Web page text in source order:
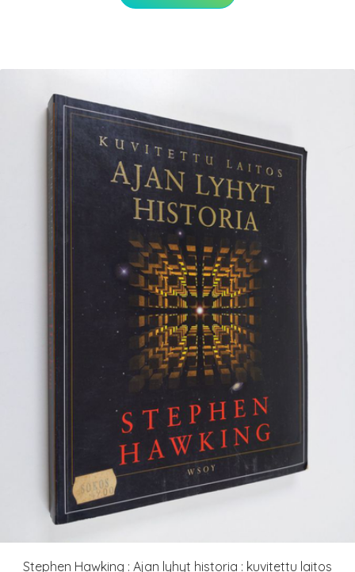
Stephen Hawking : Ajan lyhyt historia : kuvitettu laitos